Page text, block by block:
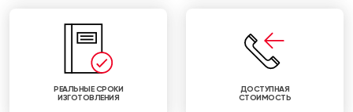
РЕАЛЬНЫЕ СРОКИ
ИЗГОТОВЛЕНИЯ
ДОСТУПНАЯ
СТОИМОСТЬ